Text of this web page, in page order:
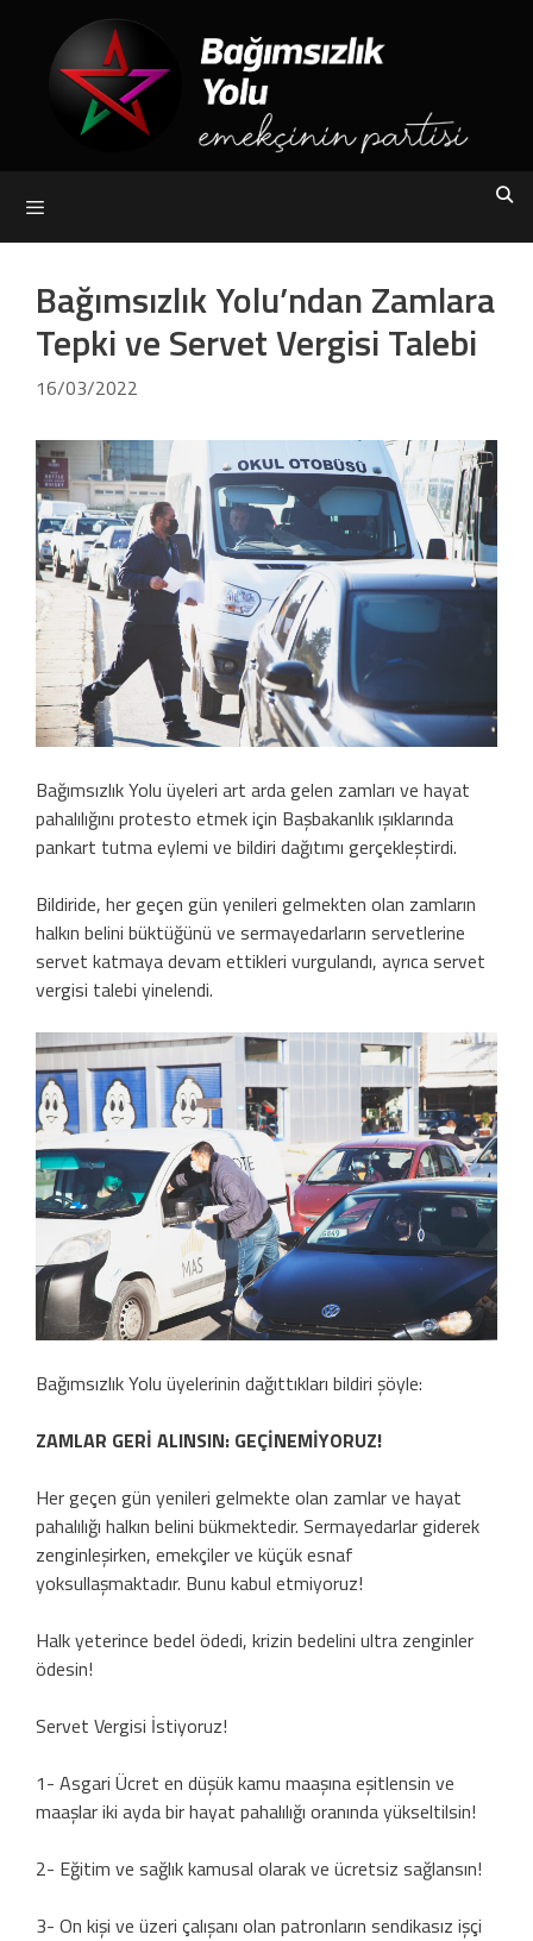
content
Bağımsızlık Yolu’ndan Zamlara
Tepki ve Servet Vergisi Talebi
16/03/2022
Bağımsızlık Yolu üyeleri art arda gelen zamları ve hayat
pahalılığını protesto etmek için Başbakanlık ışıklarında
pankart tutma eylemi ve bildiri dağıtımı gerçekleştirdi.
Bildiride, her geçen gün yenileri gelmekten olan zamların
halkın belini büktüğünü ve sermayedarların servetlerine
servet katmaya devam ettikleri vurgulandı, ayrıca servet
vergisi talebi yinelendi.
Bağımsızlık Yolu üyelerinin dağıttıkları bildiri şöyle:
ZAMLAR GERİ ALINSIN: GEÇİNEMİYORUZ!
Her geçen gün yenileri gelmekte olan zamlar ve hayat
pahalılığı halkın belini bükmektedir. Sermayedarlar giderek
zenginleşirken, emekçiler ve küçük esnaf
yoksullaşmaktadır. Bunu kabul etmiyoruz!
Halk yeterince bedel ödedi, krizin bedelini ultra zenginler
ödesin!
Servet Vergisi İstiyoruz!
1- Asgari Ücret en düşük kamu maaşına eşitlensin ve
maaşlar iki ayda bir hayat pahalılığı oranında yükseltilsin!
2- Eğitim ve sağlık kamusal olarak ve ücretsiz sağlansın!
3- On kişi ve üzeri çalışanı olan patronların sendikasız işçi